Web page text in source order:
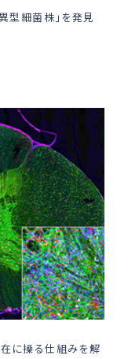
型細菌株」を発見
に操る仕組みを解